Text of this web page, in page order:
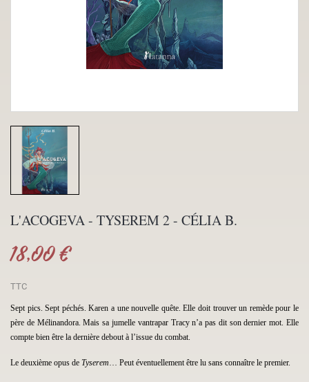
L'ACOGEVA - TYSEREM 2 - CÉLIA B.
18,00 €
TTC
Sept pics. Sept péchés. Karen a une nouvelle quête. Elle doit trouver un remède pour le
père de Mélinandora. Mais sa jumelle vantrapar Tracy n’a pas dit son dernier mot. Elle
compte bien être la dernière debout à l’issue du combat.
Le deuxième opus de Tyserem… Peut éventuellement être lu sans connaître le premier.